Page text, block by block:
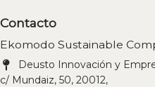
Contacto
Ekomodo Sustainable
Deusto Innovación y
c/ Mundaiz, 50, 20012,